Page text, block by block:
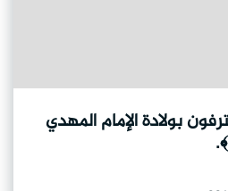
بولادة الإمام المهدي